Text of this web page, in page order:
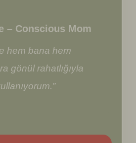
– Conscious Mom
hem bana hem
gönül rahatlığıyla